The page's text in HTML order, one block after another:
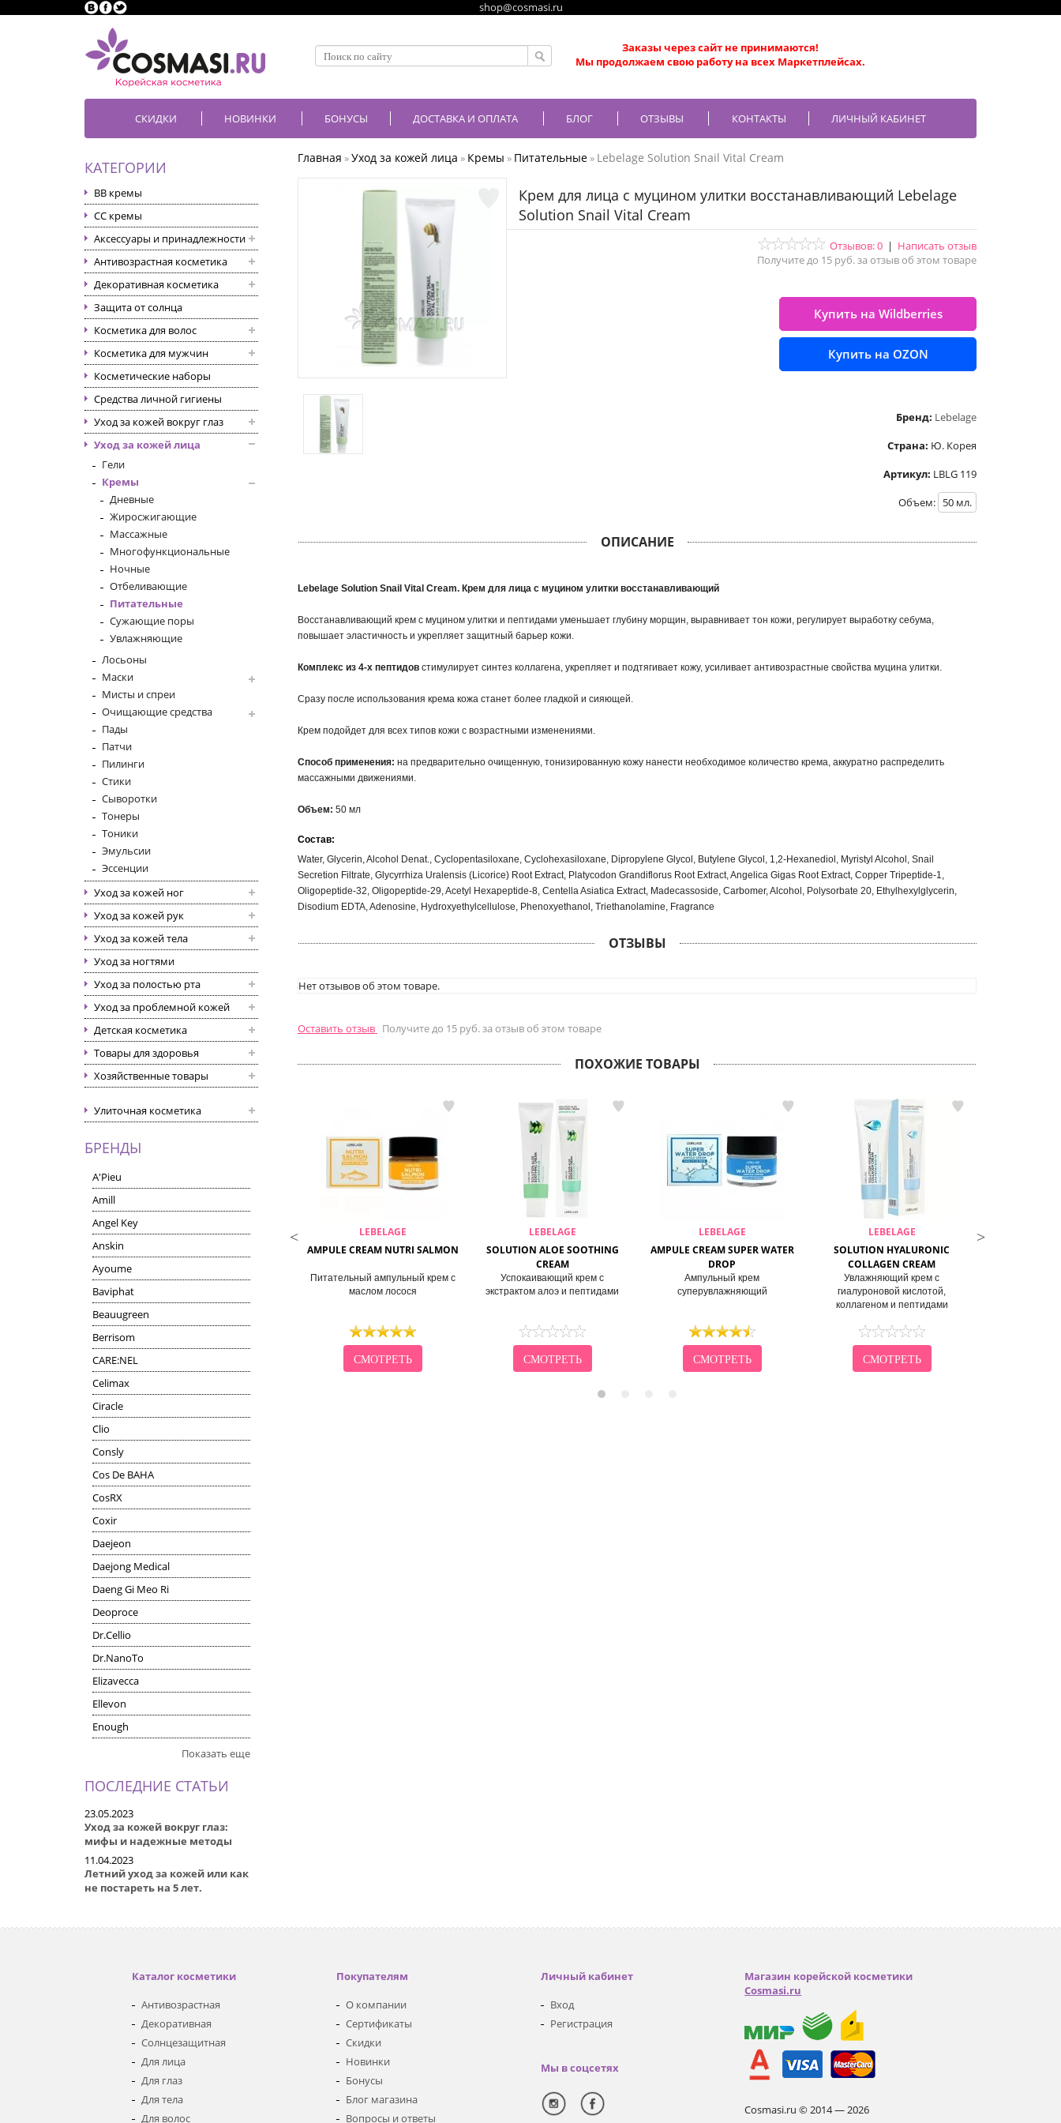
shop@cosmasi.ru
Заказы через сайт не принимаются!
Мы продолжаем свою работу на всех Маркетплейсах.
СКИДКИ НОВИНКИ БОНУСЫ ДОСТАВКА И ОПЛАТА БЛОГ ОТЗЫВЫ КОНТАКТЫ ЛИЧНЫЙ КАБИНЕТ
КАТЕГОРИИ
BB кремы
CC кремы
Аксессуары и принадлежности
Антивозрастная косметика
Декоративная косметика
Защита от солнца
Косметика для волос
Косметика для мужчин
Косметические наборы
Средства личной гигиены
Уход за кожей вокруг глаз
Уход за кожей лица
Гели
Кремы
Дневные
Жиросжигающие
Массажные
Многофункциональные
Ночные
Отбеливающие
Питательные
Сужающие поры
Увлажняющие
Лосьоны
Маски
Мисты и спреи
Очищающие средства
Пады
Патчи
Пилинги
Стики
Сыворотки
Тонеры
Тоники
Эмульсии
Эссенции
Уход за кожей ног
Уход за кожей рук
Уход за кожей тела
Уход за ногтями
Уход за полостью рта
Уход за проблемной кожей
Детская косметика
Товары для здоровья
Хозяйственные товары
Улиточная косметика
БРЕНДЫ
A'Pieu
Amill
Angel Key
Anskin
Ayoume
Baviphat
Beauugreen
Berrisom
CARE:NEL
Celimax
Ciracle
Clio
Consly
Cos De BAHA
CosRX
Coxir
Daejeon
Daejong Medical
Daeng Gi Meo Ri
Deoproce
Dr.Cellio
Dr.NanoTo
Elizavecca
Ellevon
Enough
Показать еще
ПОСЛЕДНИЕ СТАТЬИ
23.05.2023
Уход за кожей вокруг глаз:
мифы и надежные методы
11.04.2023
Летний уход за кожей или как
не постареть на 5 лет.
Главная »Уход за кожей лица » Кремы » Питательные » Lebelage Solution Snail Vital Cream
Крем для лица с муцином улитки восстанавливающий Lebelage
Solution Snail Vital Cream
Отзывов: 0 | Написать отзыв
Получите до 15 руб. за отзыв об этом товаре
Купить на Wildberries
Купить на OZON
Бренд: Lebelage
Страна: Ю. Корея
Артикул: LBLG 119
Объем: 50 мл.
ОПИСАНИЕ
Lebelage Solution Snail Vital Cream. Крем для лица с муцином улитки восстанавливающий
Восстанавливающий крем с муцином улитки и пептидами уменьшает глубину морщин, выравнивает тон кожи, регулирует выработку себума,
повышает эластичность и укрепляет защитный барьер кожи.
Комплекс из 4-х пептидов стимулирует синтез коллагена, укрепляет и подтягивает кожу, усиливает антивозрастные свойства муцина улитки.
Сразу после использования крема кожа станет более гладкой и сияющей.
Крем подойдет для всех типов кожи с возрастными изменениями.
Способ применения: на предварительно очищенную, тонизированную кожу нанести необходимое количество крема, аккуратно распределить
массажными движениями.
Объем: 50 мл
Состав:
Water, Glycerin, Alcohol Denat., Cyclopentasiloxane, Cyclohexasiloxane, Dipropylene Glycol, Butylene Glycol, 1,2-Hexanediol, Myristyl Alcohol, Snail
Secretion Filtrate, Glycyrrhiza Uralensis (Licorice) Root Extract, Platycodon Grandiflorus Root Extract, Angelica Gigas Root Extract, Copper Tripeptide-1,
Oligopeptide-32, Oligopeptide-29, Acetyl Hexapeptide-8, Centella Asiatica Extract, Madecassoside, Carbomer, Alcohol, Polysorbate 20, Ethylhexylglycerin,
Disodium EDTA, Adenosine, Hydroxyethylcellulose, Phenoxyethanol, Triethanolamine, Fragrance
ОТЗЫВЫ
Нет отзывов об этом товаре.
Оставить отзыв Получите до 15 руб. за отзыв об этом товаре
ПОХОЖИЕ ТОВАРЫ
CURE CREAM
увлажняющий крем с
кислотой
LEBELAGE
Крем для лица с гиалуроновой
LEBELAGE
AMPULE CREAM NUTRI SALMON
Питательный ампульный крем с
маслом лосося
СМОТРЕТЬ
LEBELAGE
SOLUTION ALOE SOOTHING
CREAM
Успокаивающий крем с
экстрактом алоэ и пептидами
СМОТРЕТЬ
LEBELAGE
AMPULE CREAM SUPER WATER
DROP
Ампульный крем
суперувлажняющий
СМОТРЕТЬ
LEBELAGE
SOLUTION HYALURONIC
COLLAGEN CREAM
Увлажняющий крем с
гиалуроновой кислотой,
коллагеном и пептидами
СМОТРЕТЬ
Каталог косметики
Антивозрастная
Декоративная
Солнцезащитная
Для лица
Для глаз
Для тела
Для волос
Покупателям
О компании
Сертификаты
Скидки
Новинки
Бонусы
Блог магазина
Вопросы и ответы
Личный кабинет
Вход
Регистрация
Мы в соцсетях
Магазин корейской косметики
Cosmasi.ru
Cosmasi.ru © 2014 — 2026